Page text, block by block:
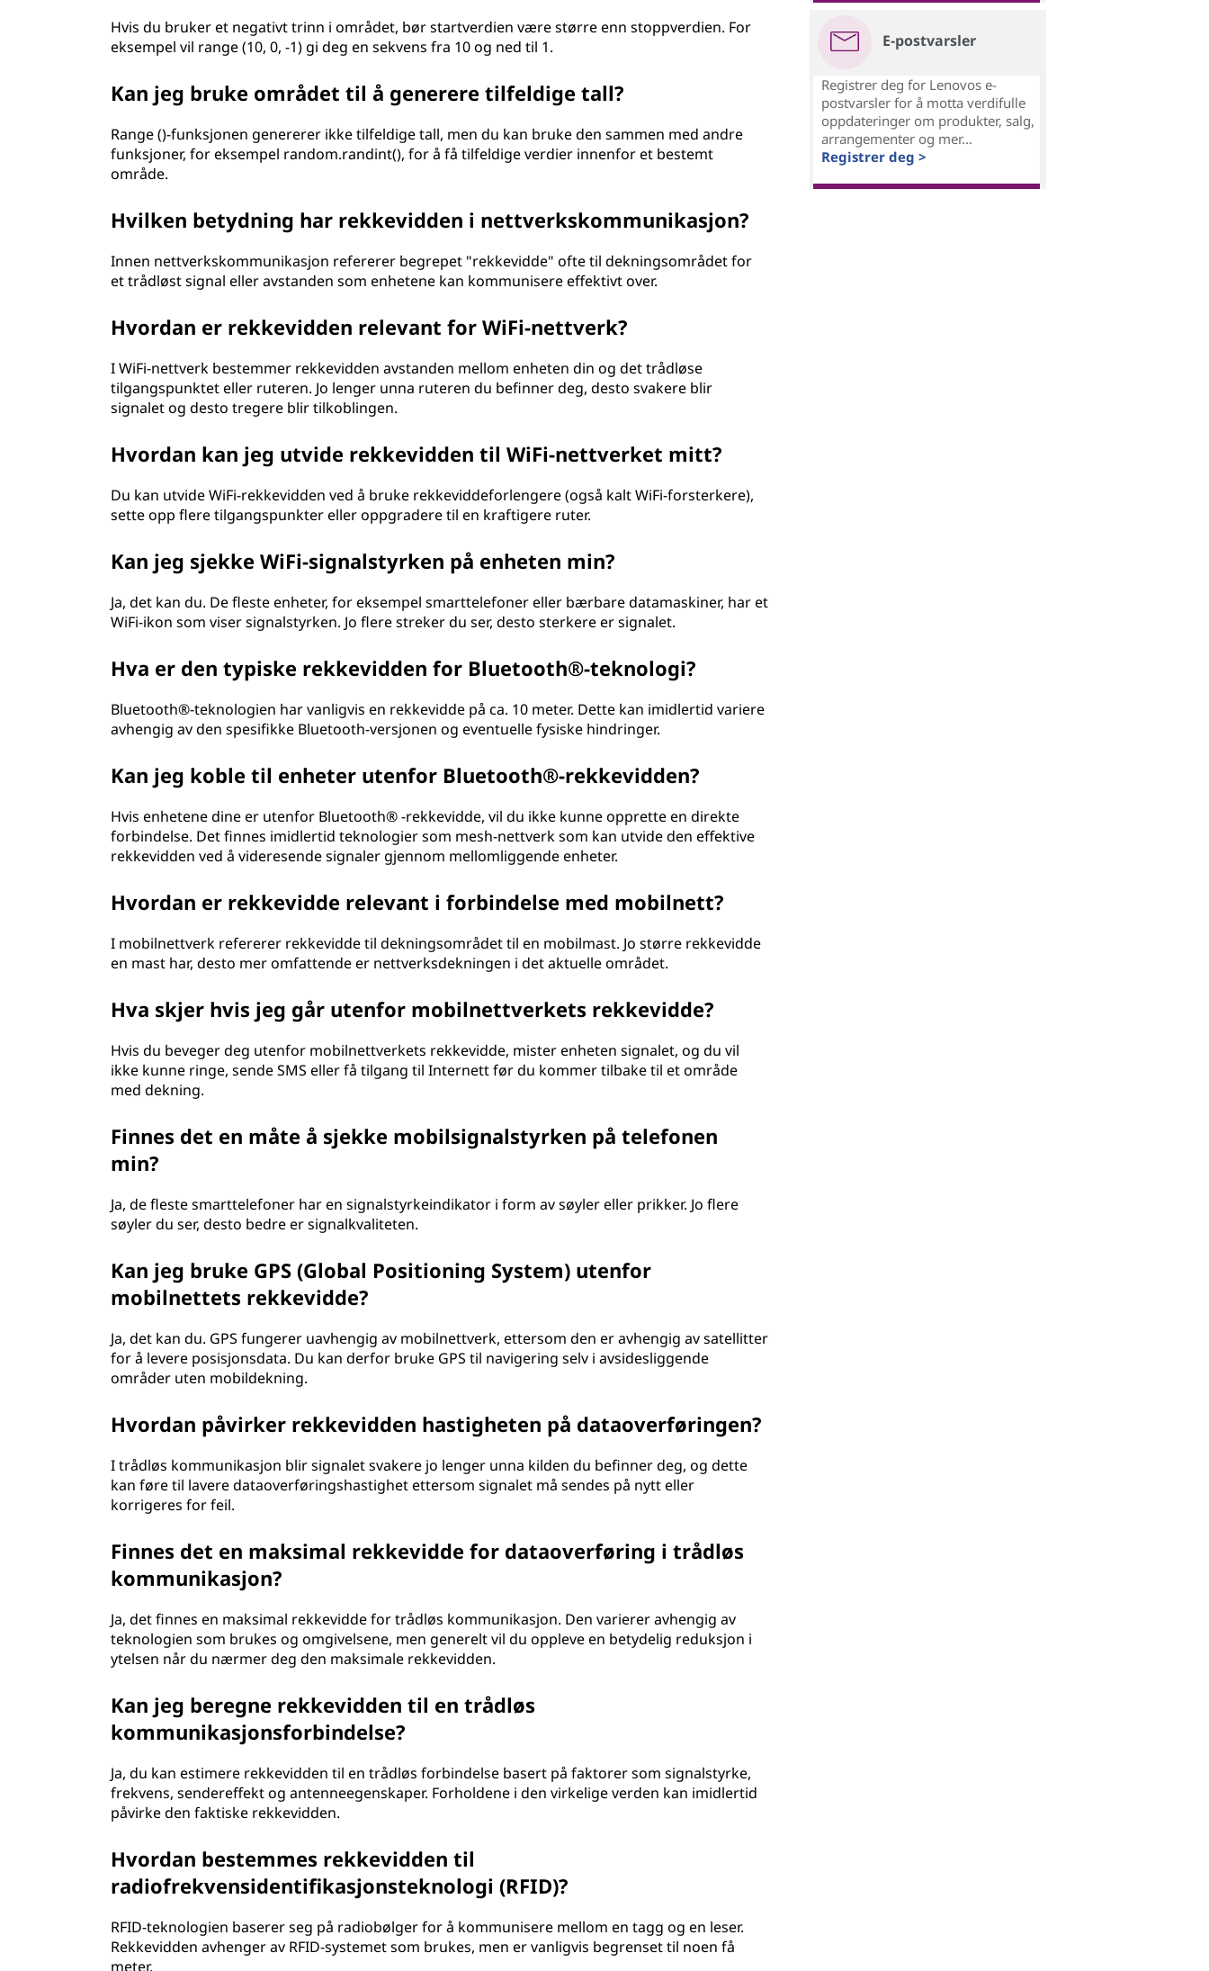
Hvis du bruker et negativt trinn i området, bør startverdien være større enn stoppverdien. For
eksempel vil range (10, 0, -1) gi deg en sekvens fra 10 og ned til 1.
Kan jeg bruke området til å generere tilfeldige tall?
Range ()-funksjonen genererer ikke tilfeldige tall, men du kan bruke den sammen med andre
funksjoner, for eksempel random.randint(), for å få tilfeldige verdier innenfor et bestemt
område.
Hvilken betydning har rekkevidden i nettverkskommunikasjon?
Innen nettverkskommunikasjon refererer begrepet "rekkevidde" ofte til dekningsområdet for
et trådløst signal eller avstanden som enhetene kan kommunisere effektivt over.
Hvordan er rekkevidden relevant for WiFi-nettverk?
I WiFi-nettverk bestemmer rekkevidden avstanden mellom enheten din og det trådløse
tilgangspunktet eller ruteren. Jo lenger unna ruteren du befinner deg, desto svakere blir
signalet og desto tregere blir tilkoblingen.
Hvordan kan jeg utvide rekkevidden til WiFi-nettverket mitt?
Du kan utvide WiFi-rekkevidden ved å bruke rekkeviddeforlengere (også kalt WiFi-forsterkere),
sette opp flere tilgangspunkter eller oppgradere til en kraftigere ruter.
Kan jeg sjekke WiFi-signalstyrken på enheten min?
Ja, det kan du. De fleste enheter, for eksempel smarttelefoner eller bærbare datamaskiner, har et
WiFi-ikon som viser signalstyrken. Jo flere streker du ser, desto sterkere er signalet.
Hva er den typiske rekkevidden for Bluetooth®-teknologi?
Bluetooth®-teknologien har vanligvis en rekkevidde på ca. 10 meter. Dette kan imidlertid variere
avhengig av den spesifikke Bluetooth-versjonen og eventuelle fysiske hindringer.
Kan jeg koble til enheter utenfor Bluetooth®-rekkevidden?
Hvis enhetene dine er utenfor Bluetooth® -rekkevidde, vil du ikke kunne opprette en direkte
forbindelse. Det finnes imidlertid teknologier som mesh-nettverk som kan utvide den effektive
rekkevidden ved å videresende signaler gjennom mellomliggende enheter.
Hvordan er rekkevidde relevant i forbindelse med mobilnett?
I mobilnettverk refererer rekkevidde til dekningsområdet til en mobilmast. Jo større rekkevidde
en mast har, desto mer omfattende er nettverksdekningen i det aktuelle området.
Hva skjer hvis jeg går utenfor mobilnettverkets rekkevidde?
Hvis du beveger deg utenfor mobilnettverkets rekkevidde, mister enheten signalet, og du vil
ikke kunne ringe, sende SMS eller få tilgang til Internett før du kommer tilbake til et område
med dekning.
Finnes det en måte å sjekke mobilsignalstyrken på telefonen
min?
Ja, de fleste smarttelefoner har en signalstyrkeindikator i form av søyler eller prikker. Jo flere
søyler du ser, desto bedre er signalkvaliteten.
Kan jeg bruke GPS (Global Positioning System) utenfor
mobilnettets rekkevidde?
Ja, det kan du. GPS fungerer uavhengig av mobilnettverk, ettersom den er avhengig av satellitter
for å levere posisjonsdata. Du kan derfor bruke GPS til navigering selv i avsidesliggende
områder uten mobildekning.
Hvordan påvirker rekkevidden hastigheten på dataoverføringen?
I trådløs kommunikasjon blir signalet svakere jo lenger unna kilden du befinner deg, og dette
kan føre til lavere dataoverføringshastighet ettersom signalet må sendes på nytt eller
korrigeres for feil.
Finnes det en maksimal rekkevidde for dataoverføring i trådløs
kommunikasjon?
Ja, det finnes en maksimal rekkevidde for trådløs kommunikasjon. Den varierer avhengig av
teknologien som brukes og omgivelsene, men generelt vil du oppleve en betydelig reduksjon i
ytelsen når du nærmer deg den maksimale rekkevidden.
Kan jeg beregne rekkevidden til en trådløs
kommunikasjonsforbindelse?
Ja, du kan estimere rekkevidden til en trådløs forbindelse basert på faktorer som signalstyrke,
frekvens, sendereffekt og antenneegenskaper. Forholdene i den virkelige verden kan imidlertid
påvirke den faktiske rekkevidden.
Hvordan bestemmes rekkevidden til
radiofrekvensidentifikasjonsteknologi (RFID)?
RFID-teknologien baserer seg på radiobølger for å kommunisere mellom en tagg og en leser.
Rekkevidden avhenger av RFID-systemet som brukes, men er vanligvis begrenset til noen få
meter.
E-postvarsler
Registrer deg for Lenovos e-
postvarsler for å motta verdifulle
oppdateringer om produkter, salg,
arrangementer og mer...
Registrer deg >